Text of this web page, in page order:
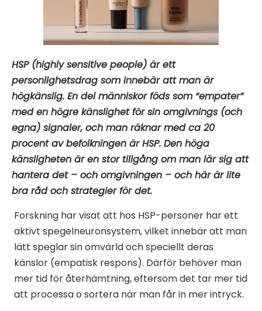
HSP (highly sensitive people) är ett
personlighetsdrag som innebär att man är
högkänslig. En del människor föds som“empater”
med en högre känslighet för sin omgivnings (och
egna) signaler, och man räknar med ca 20
procent av befolkningen är HSP. Den höga
känsligheten är en stor tillgång om man lär sig att
hantera det – och omgivningen – och här är lite
bra råd och strategier för det.
Forskning har visat att hos HSP-personer har ett
aktivt spegelneuronsystem, vilket innebär att man
lätt speglar sin omvärld och speciellt deras
känslor (empatisk respons). Därför behöver man
mer tid för återhämtning, eftersom det tar mer tid
att processa o sortera när man får in mer intryck.